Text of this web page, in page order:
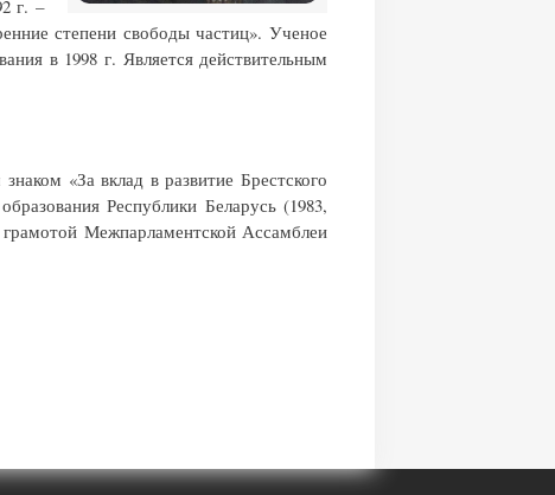
г. –
степени свободы частиц». Ученое
в 1998 г. Является действительным
«За вклад в развитие Брестского
Республики Беларусь (1983,
Межпарламентской Ассамблеи